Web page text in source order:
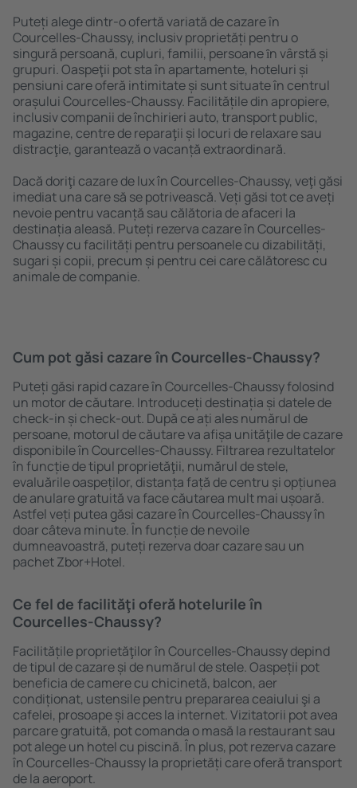
Puteți alege dintr-o ofertă variată de cazare în
Courcelles-Chaussy, inclusiv proprietăți pentru o
singură persoană, cupluri, familii, persoane ȋn vârstă și
grupuri. Oaspeţii pot sta în apartamente, hoteluri și
pensiuni care oferă intimitate și sunt situate în centrul
orașului Courcelles-Chaussy. Facilitățile din apropiere,
inclusiv companii de închirieri auto, transport public,
magazine, centre de reparaţii și locuri de relaxare sau
distracţie, garantează o vacanță extraordinară.
Dacă doriţi cazare de lux în Courcelles-Chaussy, veţi găsi
imediat una care să se potrivească. Veți găsi tot ce aveți
nevoie pentru vacanță sau călătoria de afaceri la
destinația aleasă. Puteți rezerva cazare în Courcelles-
Chaussy cu facilități pentru persoanele cu dizabilități,
sugari și copii, precum și pentru cei care călătoresc cu
animale de companie.
Cum pot găsi cazare în Courcelles-Chaussy?
Puteți găsi rapid cazare în Courcelles-Chaussy folosind
un motor de căutare. Introduceți destinația și datele de
check-in și check-out. După ce ați ales numărul de
persoane, motorul de căutare va afișa unităţile de cazare
disponibile în Courcelles-Chaussy. Filtrarea rezultatelor
în funcție de tipul proprietăţii, numărul de stele,
evaluările oaspeților, distanța față de centru și opțiunea
de anulare gratuită va face căutarea mult mai ușoară.
Astfel veți putea găsi cazare în Courcelles-Chaussy în
doar câteva minute. În funcție de nevoile
dumneavoastră, puteți rezerva doar cazare sau un
pachet Zbor+Hotel.
Ce fel de facilităţi oferă hotelurile în
Courcelles-Chaussy?
Facilitățile proprietăţilor în Courcelles-Chaussy depind
de tipul de cazare și de numărul de stele. Oaspeții pot
beneficia de camere cu chicinetă, balcon, aer
condiționat, ustensile pentru prepararea ceaiului şi a
cafelei, prosoape și acces la internet. Vizitatorii pot avea
parcare gratuită, pot comanda o masă la restaurant sau
pot alege un hotel cu piscină. În plus, pot rezerva cazare
în Courcelles-Chaussy la proprietăți care oferă transport
de la aeroport.